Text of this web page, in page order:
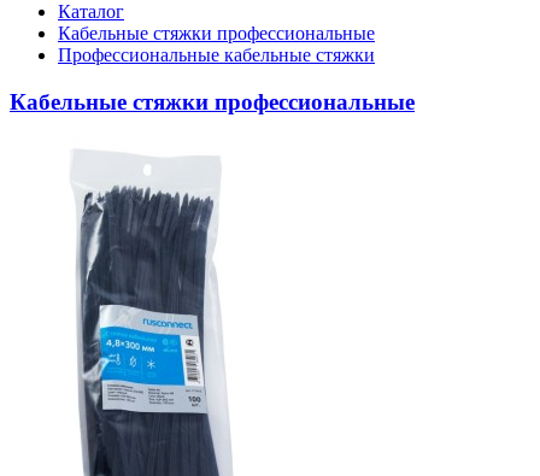
Каталог
Кабельные стяжки профессиональные
Профессиональные кабельные стяжки
Кабельные стяжки профессиональные